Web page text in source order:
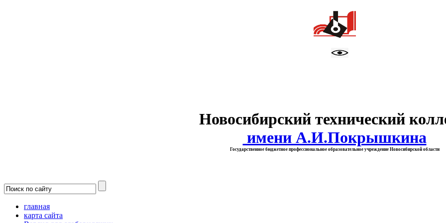
Новосибирский технический
имени А.И.Покрышкина
Государственное бюджетное профессиональное образовательное учреждение Новосибирской области
главная
карта сайта